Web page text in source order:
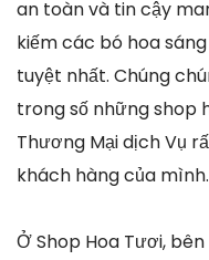
an toàn và tin cậy
kiếm các bó hoa
tuyệt nhất. Chúng
trong số những shop
Thương Mại dịch Vụ
khách hàng của mình.
Ở Shop Hoa Tươi,